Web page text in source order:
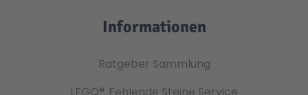
Informationen
Ratgeber Sammlung